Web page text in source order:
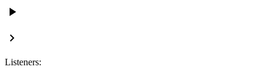
play_arrow
keyboard_arrow_right
Listeners: